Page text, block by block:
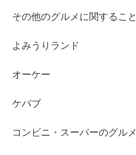
その他のグルメに関すること
よみうりランド
オーケー
ケバブ
コンビニ・スーパーのグルメ